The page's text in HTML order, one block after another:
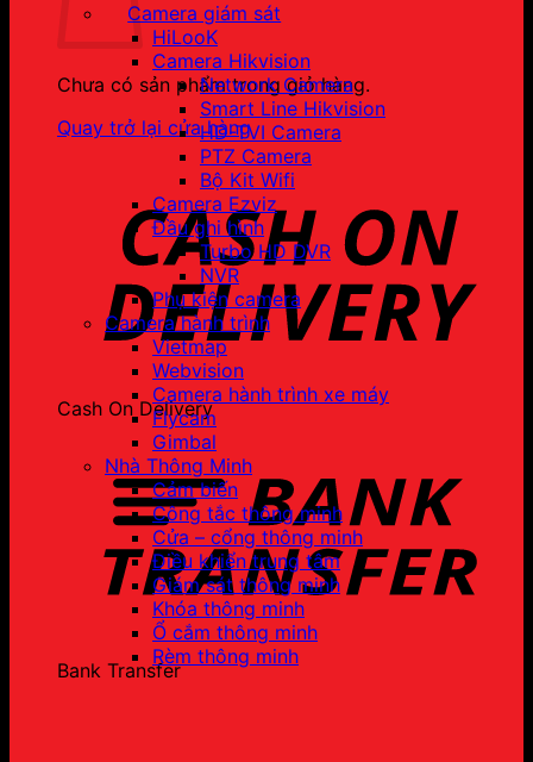
Chưa có sản phẩm trong giỏ hàng.
Quay trở lại cửa hàng
Cash On Delivery
Bank Transfer
Camera giám sát
HiLooK
Camera Hikvision
Network Camera
Smart Line Hikvision
HD-TVI Camera
PTZ Camera
Bộ Kit Wifi
Camera Ezviz
Đầu ghi hình
Turbo HD DVR
NVR
Phụ kiện camera
Camera hành trình
Vietmap
Webvision
Camera hành trình xe máy
Flycam
Gimbal
Nhà Thông Minh
Cảm biến
Công tắc thông minh
Cửa – cổng thông minh
Điều khiển trung tâm
Giám sát thông minh
Khóa thông minh
Ổ cắm thông minh
Rèm thông minh